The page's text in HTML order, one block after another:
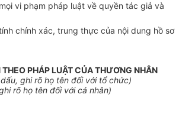
vi phạm pháp luật về quyền tác giả và
chính xác, trung thực của nội dung hồ sơ
PHÁP LUẬT CỦA THƯƠNG NHÂN
ghi rõ họ tên đối với tổ chức)
rõ họ tên đối với cá nhân)